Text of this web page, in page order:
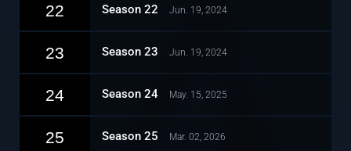
22 Season 22 Jun. 19, 2024
23 Season 23 Jun. 19, 2024
24 Season 24 May. 15, 2025
25 Season 25 Mar. 02, 2026